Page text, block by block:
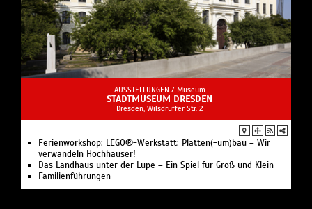
AUSSTELLUNGEN / Museum
STADTMUSEUM DRESDEN
Dresden, Wilsdruffer Str. 2
Ferienworkshop: LEGO®-Werkstatt: Platten(-um)bau – Wir
verwandeln Hochhäuser!
Das Landhaus unter der Lupe – Ein Spiel für Groß und Klein
Familienführungen